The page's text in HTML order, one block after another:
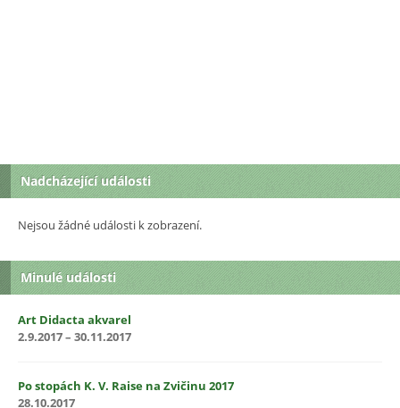
Nadcházející události
Nejsou žádné události k zobrazení.
Minulé události
Art Didacta akvarel
2.9.2017 – 30.11.2017
Po stopách K. V. Raise na Zvičinu 2017
28.10.2017